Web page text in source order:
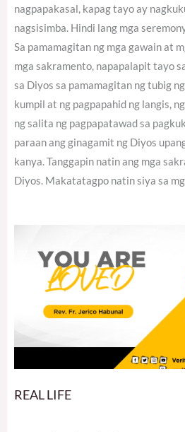
nagpapakasal, kapag tayo ay
nagsisimba. Hindi lang mga
Sa pamamagitan ng mga gawain at
mga sakramento, napapalapit tayo
sa Diyos sa pamamagitan ng tubig
kumpil at ng pagpapahid ng langis,
ng salita ng pagpapatawad sa
paraan ang ginagamit ng Diyos
kanya. Tanggapin natin ang mga
Diyos. Makatatagpo natin siya sa
REAL LIFE